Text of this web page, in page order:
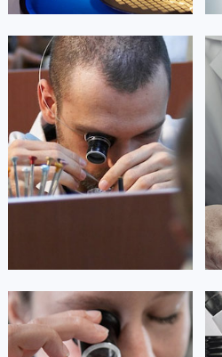
杰登·奥斯卡里昂
资深帝舵技师
是成都武侯区帝舵售后服务中心
(成都帝舵售后维修中心)
的高级技师之一
Chengdu Tudor Maintain center
 成都武侯区帝舵维修
安尼塔·阿普里尔
资深帝舵技师
是成都龙泉驿区帝舵售后服务中心